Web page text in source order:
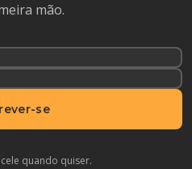
mão.
se
quando quiser.